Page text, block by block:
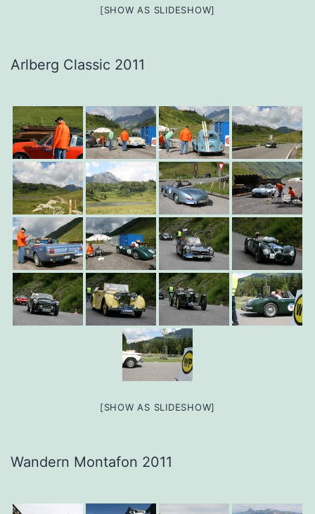
[SHOW AS SLIDESHOW]
Arlberg Classic 2011
[SHOW AS SLIDESHOW]
Wandern Montafon 2011